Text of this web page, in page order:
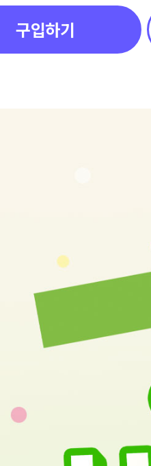
구입하기